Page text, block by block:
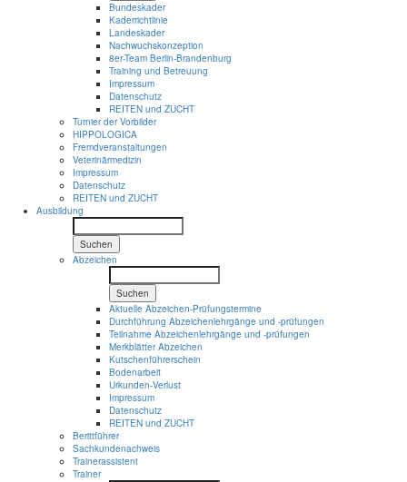
Bundeskader
Kaderrichtlinie
Landeskader
Nachwuchskonzeption
8er-Team Berlin-Brandenburg
Training und Betreuung
Impressum
Datenschutz
REITEN und ZUCHT
Turnier der Vorbilder
HIPPOLOGICA
Fremdveranstaltungen
Veterinärmedizin
Impressum
Datenschutz
REITEN und ZUCHT
Ausbildung
Suchen
Abzeichen
Suchen
Aktuelle Abzeichen-Prüfungstermine
Durchführung Abzeichenlehrgänge und -prüfungen
Teilnahme Abzeichenlehrgänge und -prüfungen
Merkblätter Abzeichen
Kutschenführerschein
Bodenarbeit
Urkunden-Verlust
Impressum
Datenschutz
REITEN und ZUCHT
Berittführer
Sachkundenachweis
Trainerassistent
Trainer